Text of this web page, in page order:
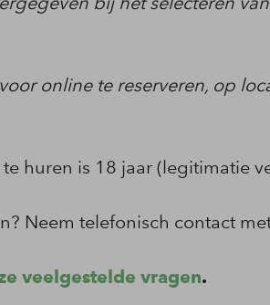
online te reserveren, op
huren is 18 jaar (legitimatie
Neem telefonisch contact
veelgestelde vragen.